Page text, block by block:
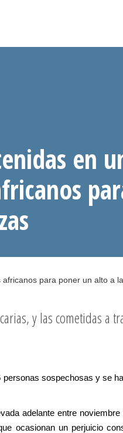
en
para poner un alto a
y las cometidas a
sospechosas y se
adelante entre
ocasionan un perjuicio